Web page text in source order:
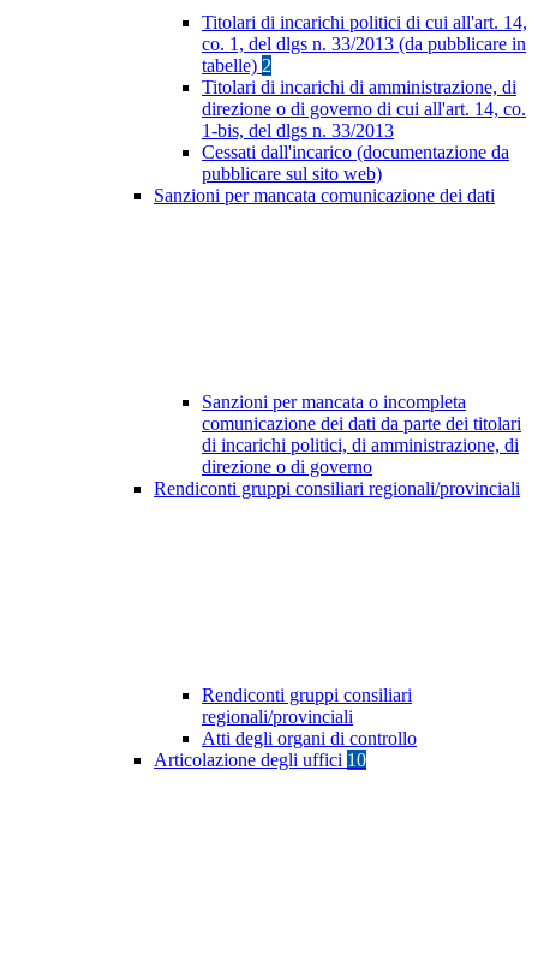
Titolari di incarichi politici di cui all'art. 14,
co. 1, del dlgs n. 33/2013 (da pubblicare in
tabelle) 2
Titolari di incarichi di amministrazione, di
direzione o di governo di cui all'art. 14, co.
1-bis, del dlgs n. 33/2013
Cessati dall'incarico (documentazione da
pubblicare sul sito web)
Sanzioni per mancata comunicazione dei dati
Sanzioni per mancata o incompleta
comunicazione dei dati da parte dei titolari
di incarichi politici, di amministrazione, di
direzione o di governo
Rendiconti gruppi consiliari regionali/provinciali
Rendiconti gruppi consiliari
regionali/provinciali
Atti degli organi di controllo
Articolazione degli uffici 10